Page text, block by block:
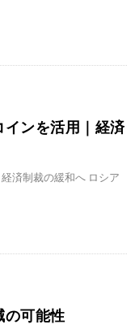
インを活用｜経済
済制裁の緩和へ ロシア
の可能性